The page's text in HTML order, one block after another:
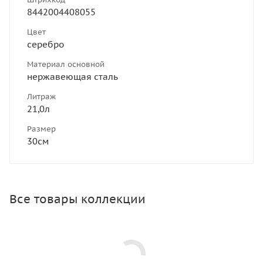
8442004408055
Цвет
серебро
Материал основной
нержавеющая сталь
Литраж
21,0л
Размер
30см
Все товары коллекции